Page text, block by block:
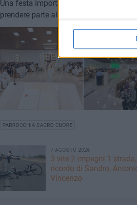
Una festa importante per la comunità
prendere parte alle iniziative e a "sentirsi
PARROCCHIA SACRO CUORE
7 AGOSTO 2026
3 vite 2 impegni 1
ricordo di Sandro,
Vincenzo